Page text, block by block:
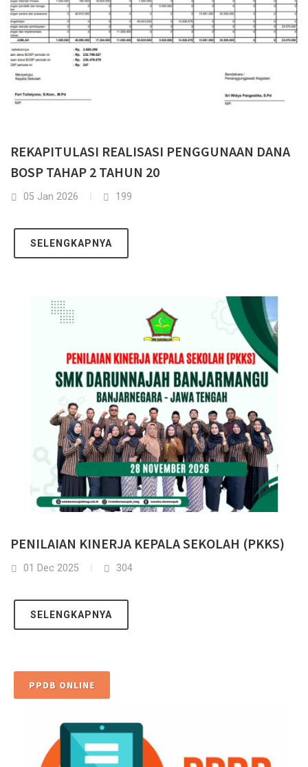
PPDB ONLINE
REKAPITULASI REALISASI PENGGUNAAN DANA
BOSP TAHAP 2 TAHUN 20
05 Jan 2026 199
SELENGKAPNYA
PENILAIAN KINERJA KEPALA SEKOLAH (PKKS)
01 Dec 2025 304
SELENGKAPNYA